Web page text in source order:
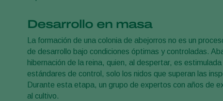
Desarrollo en masa
La formación de una colonia de abejorros no es un
de desarrollo bajo condiciones óptimas y controladas.
hibernación de la reina, quien, al despertar, es
estándares de control, solo los nidos que superan las
Durante esta etapa, un grupo de expertos con años de
al cultivo.